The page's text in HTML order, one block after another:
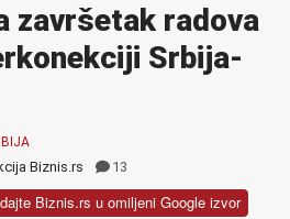
završetak radova
Srbija-
Biznis.rs 13
Biznis.rs u omiljeni Google izvor